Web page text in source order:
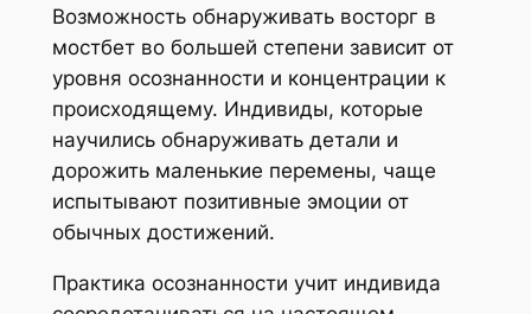
Возможность обнаруживать восторг в
мостбет во большей степени зависит от
уровня осознанности и концентрации к
происходящему. Индивиды, которые
научились обнаруживать детали и
дорожить маленькие перемены, чаще
испытывают позитивные эмоции от
обычных достижений.
Практика осознанности учит индивида